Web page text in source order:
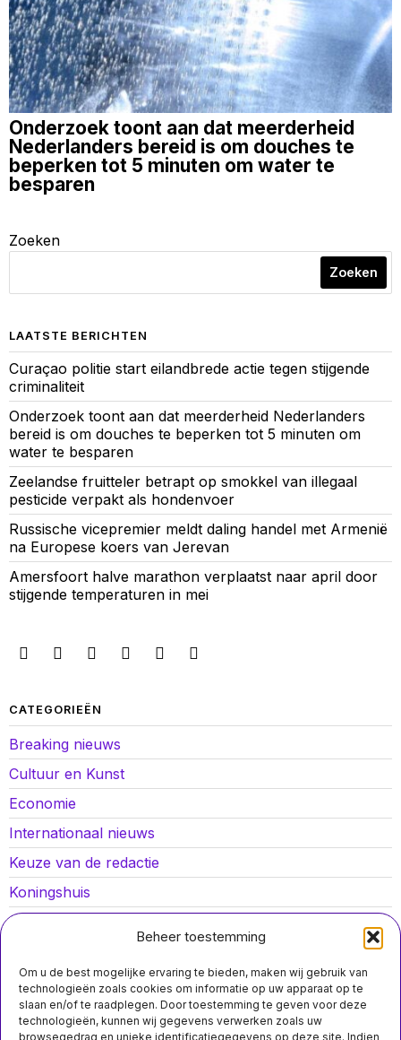
Beheer toestemming
Om u de best mogelijke ervaring te bieden, maken wij gebruik van
technologieën zoals cookies om informatie op uw apparaat op te
slaan en/of te raadplegen. Door toestemming te geven voor deze
technologieën, kunnen wij gegevens verwerken zoals uw
browsegedrag en unieke identificatiegegevens op deze site. Indien
Onderzoek toont aan dat meerderheid
Nederlanders bereid is om douches te
beperken tot 5 minuten om water te
besparen
Zoeken
Zoeken
LAATSTE BERICHTEN
Curaçao politie start eilandbrede actie tegen stijgende
criminaliteit
Onderzoek toont aan dat meerderheid Nederlanders
bereid is om douches te beperken tot 5 minuten om
water te besparen
Zeelandse fruitteler betrapt op smokkel van illegaal
pesticide verpakt als hondenvoer
Russische vicepremier meldt daling handel met Armenië
na Europese koers van Jerevan
Amersfoort halve marathon verplaatst naar april door
stijgende temperaturen in mei
CATEGORIEËN
Breaking nieuws
Cultuur en Kunst
Economie
Internationaal nieuws
Keuze van de redactie
Koningshuis
Lokaal nieuws
Opinies
Politiek
MIS HET NIET